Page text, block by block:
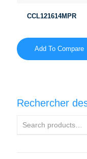
CCL121614MPR
Add To Compare
Rechercher